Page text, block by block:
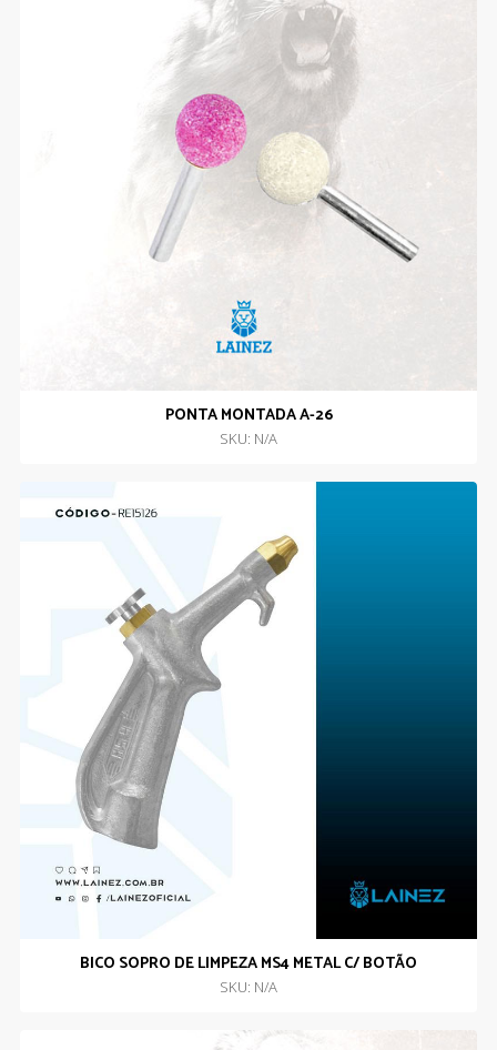
PONTA MONTADA A-26
SKU: N/A
BICO SOPRO DE LIMPEZA MS4 METAL C/ BOTÃO
SKU: N/A